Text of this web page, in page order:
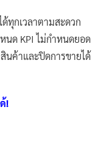
ทุกเวลาตามสะดวก
นด KPI ไม่กำหนดยอด
นค้าและปิดการขายได้
!